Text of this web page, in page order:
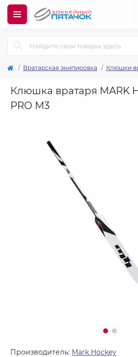
Вратарская экипировка Клюшки
Клюшка вратаря MARK
PRO M3
Производитель: Mark Hockey